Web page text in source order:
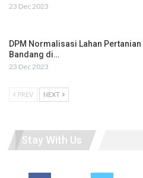
23 Dec 2023
DPM Normalisasi Lahan
Bandang di…
23 Dec 2023
PREV NEXT
Stay With Us